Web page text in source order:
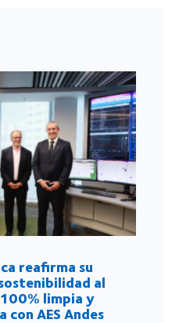
reafirma su
al
limpia y
con AES Andes